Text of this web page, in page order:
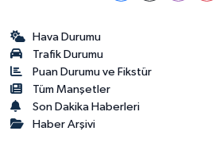
Hava Durumu
Trafik Durumu
Puan Durumu ve Fikstür
Tüm Manşetler
Son Dakika Haberleri
Haber Arşivi